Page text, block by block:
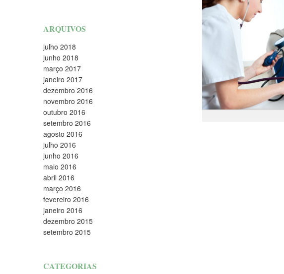
ARQUIVOS
julho 2018
junho 2018
março 2017
janeiro 2017
dezembro 2016
novembro 2016
outubro 2016
setembro 2016
agosto 2016
julho 2016
junho 2016
maio 2016
abril 2016
março 2016
fevereiro 2016
janeiro 2016
dezembro 2015
setembro 2015
CATEGORIAS